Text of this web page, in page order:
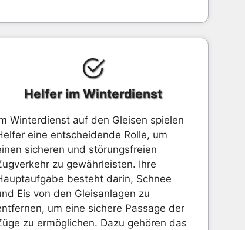
Helfer im Winterdienst
Winterdienst auf den Gleisen spielen
eine entscheidende Rolle, um
sicheren und störungsfreien
zu gewährleisten. Ihre
besteht darin, Schnee
Eis von den Gleisanlagen zu
um eine sichere Passage der
zu ermöglichen. Dazu gehören das